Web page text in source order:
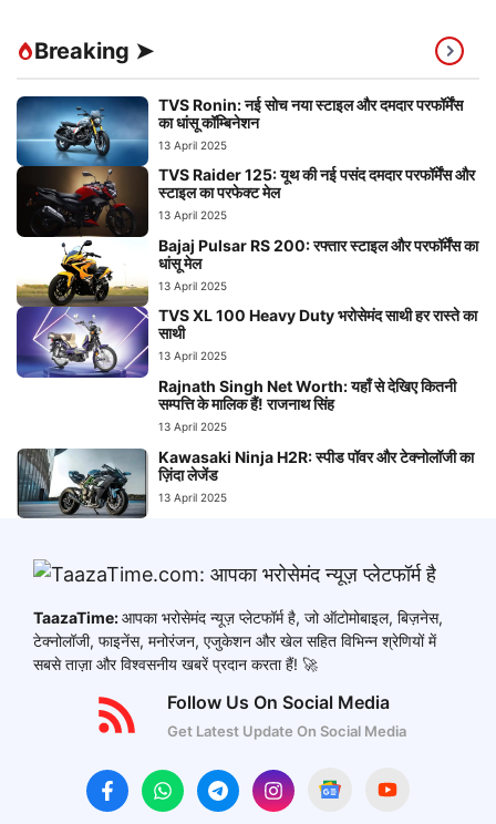
Breaking ➤
TVS Ronin: नई सोच नया स्टाइल और दमदार परफॉर्मेंस
का धांसू कॉम्बिनेशन
13 April 2025
TVS Raider 125: यूथ की नई पसंद दमदार परफॉर्मेंस और
स्टाइल का परफेक्ट मेल
13 April 2025
Bajaj Pulsar RS 200: रफ्तार स्टाइल और परफॉर्मेंस का
धांसू मेल
13 April 2025
TVS XL 100 Heavy Duty भरोसेमंद साथी हर रास्ते का
साथी
13 April 2025
Rajnath Singh Net Worth: यहाँ से देखिए कितनी
सम्पत्ति के मालिक हैं! राजनाथ सिंह
13 April 2025
Kawasaki Ninja H2R: स्पीड पॉवर और टेक्नोलॉजी का
ज़िंदा लेजेंड
13 April 2025
TaazaTime:आपका भरोसेमंद न्यूज़ प्लेटफॉर्म है, जो ऑटोमोबाइल, बिज़नेस,
टेक्नोलॉजी, फाइनेंस, मनोरंजन, एजुकेशन और खेल सहित विभिन्न श्रेणियों में
सबसे ताज़ा और विश्वसनीय खबरें प्रदान करता हैं! 🚀
Follow Us On Social Media
Get Latest Update On Social Media